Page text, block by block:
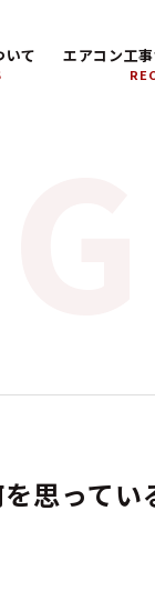
いて
エアコン工
思ってい